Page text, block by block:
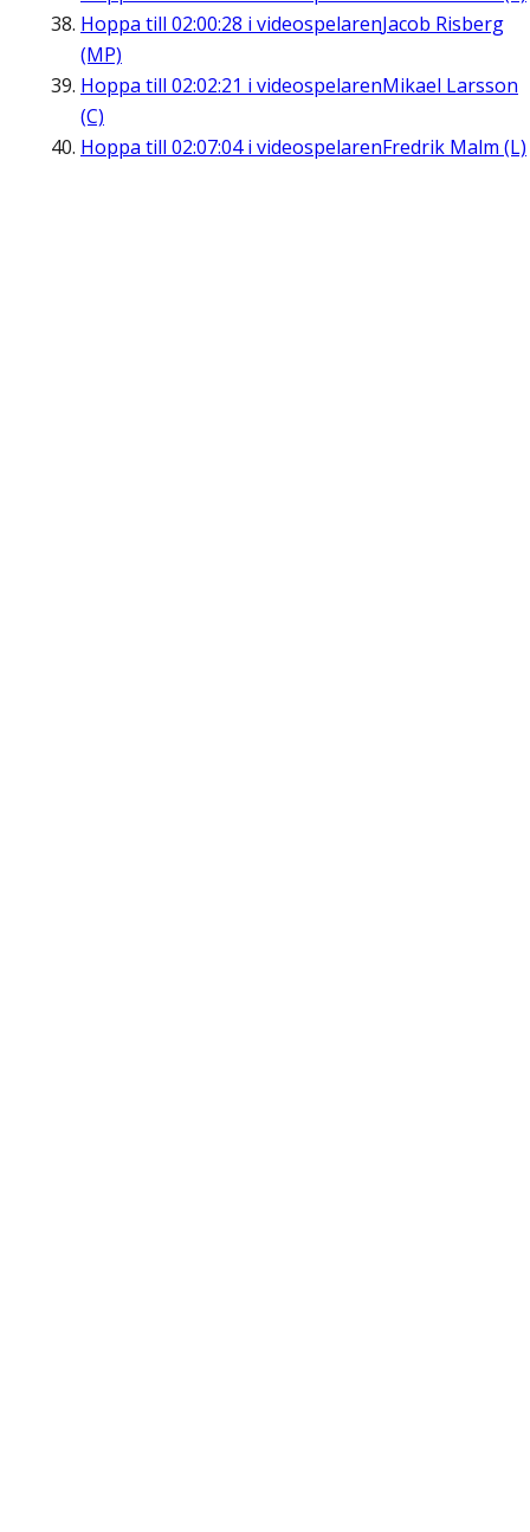
Hoppa till 02:00:28 i videospelarenJacob Risberg
(MP)
Hoppa till 02:02:21 i videospelarenMikael Larsson
(C)
Hoppa till 02:07:04i videospelarenFredrik Malm (L)